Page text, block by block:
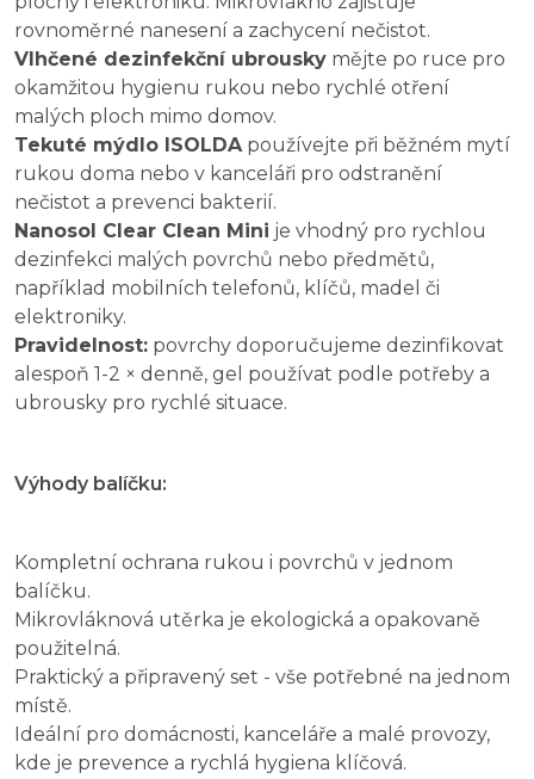
rovnoměrné nanesení a zachycení nečistot.
Vlhčené dezinfekční ubrousky mějte po ruce pro
okamžitou hygienu rukou nebo rychlé otření
malých ploch mimo domov.
Tekuté mýdlo ISOLDApoužívejte při běžném mytí
rukou doma nebo v kanceláři pro odstranění
nečistot a prevenci bakterií.
Nanosol Clear Clean Mini je vhodný pro rychlou
dezinfekci malých povrchů nebo předmětů,
například mobilních telefonů, klíčů, madel či
elektroniky.
Pravidelnost: povrchy doporučujeme dezinfikovat
alespoň 1-2 × denně, gel používat podle potřeby a
ubrousky pro rychlé situace.
Výhody balíčku:
Kompletní ochrana rukou i povrchů v jednom
balíčku.
Mikrovláknová utěrka je ekologická a opakovaně
použitelná.
Praktický a připravený set - vše potřebné na jednom
místě.
Ideální pro domácnosti, kanceláře a malé provozy,
kde je prevence a rychlá hygiena klíčová.